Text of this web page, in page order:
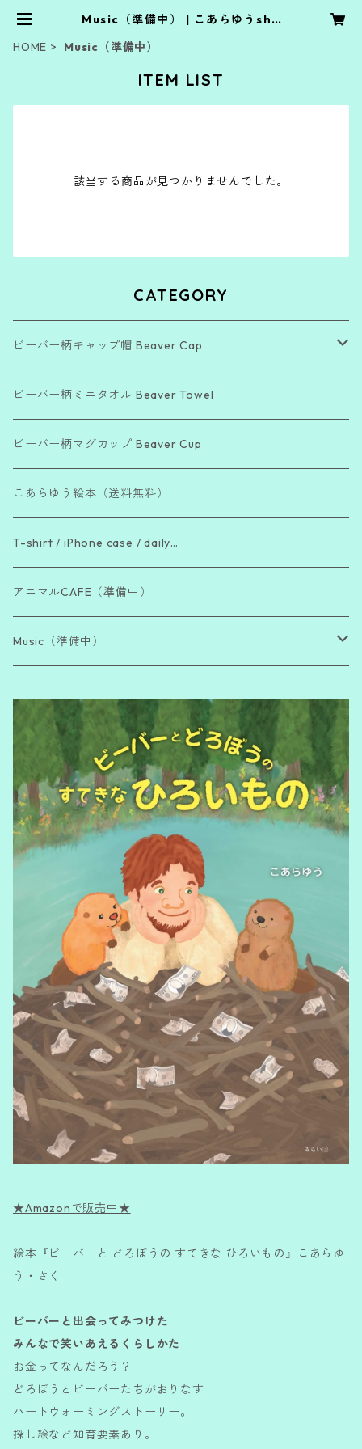
Music（準備中） | こあらゆうsho
HOME
Music（準備中）
ITEM LIST
該当する商品が見つかりませんでした。
CATEGORY
ビーバー柄キャップ帽 Beaver Cap
「Beautiful Day」シリーズ
「Bea Cool !」シリーズ
「The Beaver Blend」シリーズ
「働き者ビーバー」シリーズ
「脱力系ビーバー」シリーズ
ビーバー柄ミニタオル Beaver Towel
ビーバー柄マグカップ Beaver Cup
こあらゆう絵本（送料無料）
T-shirt / iPhone case / daily…
アニマルCAFE（準備中）
Music（準備中）
Famous Japanese Poems
Commissioned work
★Amazonで販売中★
絵本『ビーバーと どろぼうの すてきな ひろいもの』こあらゆ
う・さく
ビーバーと出会ってみつけた
みんなで笑いあえるくらしかた
お金ってなんだろう？
どろぼうとビーバーたちがおりなす
ハートウォーミングストーリー。
探し絵など知育要素あり。